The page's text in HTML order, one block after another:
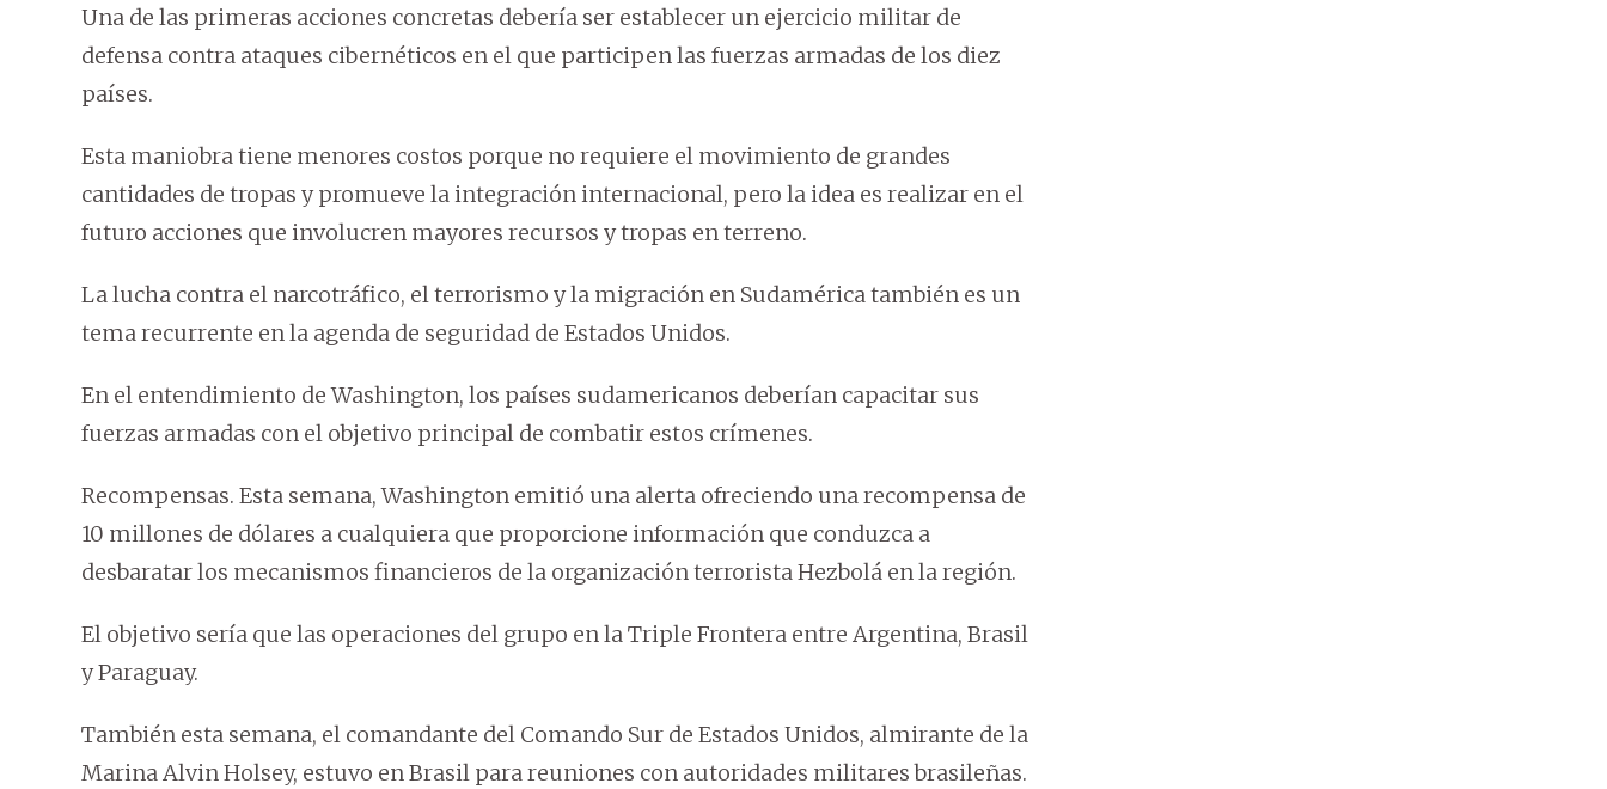
Una de las primeras acciones concretas debería ser establecer un ejercicio militar de
defensa contra ataques cibernéticos en el que participen las fuerzas armadas de los diez
países.
Esta maniobra tiene menores costos porque no requiere el movimiento de grandes
cantidades de tropas y promueve la integración internacional, pero la idea es realizar en el
futuro acciones que involucren mayores recursos y tropas en terreno.
La lucha contra el narcotráfico, el terrorismo y la migración en Sudamérica también es un
tema recurrente en la agenda de seguridad de Estados Unidos.
En el entendimiento de Washington, los países sudamericanos deberían capacitar sus
fuerzas armadas con el objetivo principal de combatir estos crímenes.
Recompensas. Esta semana, Washington emitió una alerta ofreciendo una recompensa de
10 millones de dólares a cualquiera que proporcione información que conduzca a
desbaratar los mecanismos financieros de la organización terrorista Hezbolá en la región.
El objetivo sería que las operaciones del grupo en la Triple Frontera entre Argentina, Brasil
y Paraguay.
También esta semana, el comandante del Comando Sur de Estados Unidos, almirante de la
Marina Alvin Holsey, estuvo en Brasil para reuniones con autoridades militares brasileñas.